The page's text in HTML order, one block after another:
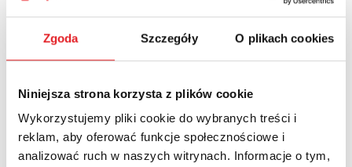
Zgoda Szczegóły O plikach cookies
Niniejsza strona korzysta z plików cookie
Wykorzystujemy pliki cookie do wybranych treści i
reklam, aby oferować funkcje społecznościowe i
analizować ruch w naszych witrynach. Informacje o tym,
Ask for the details of the offer
Email: *